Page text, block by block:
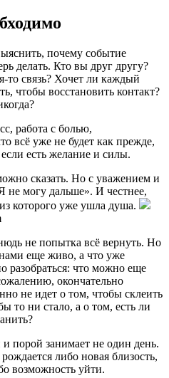
почему событие
делать. Кто вы друг другу?
то связь? Хочет ли каждый
чтобы восстановить контакт?
работа с болью,
всё уже не будет как прежде,
есть желание и силы.
сказать. Но с уважением и
не могу дальше». И честнее,
которого уже ушла душа.
не попытка всё вернуть. Но
еще живо, а что уже
разобраться: что можно еще
окончательно
не идет о том, чтобы склеить
то ни стало, а о том, есть ли
порой занимает не один день.
либо новая близость,
возможность уйти.